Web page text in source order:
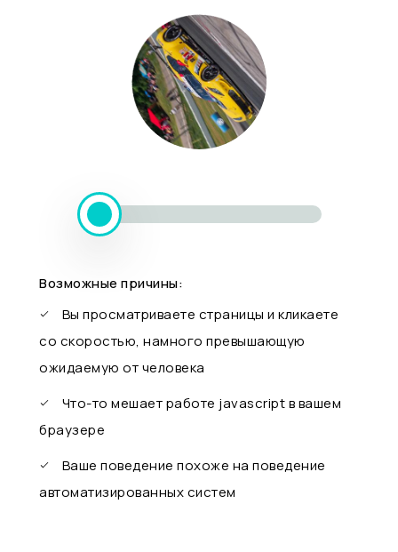
Возможные причины:
Вы просматриваете страницы и кликаете
со скоростью, намного превышающую
ожидаемую от человека
Что-то мешает работе javascript в вашем
браузере
Ваше поведение похоже на поведение
автоматизированных систем